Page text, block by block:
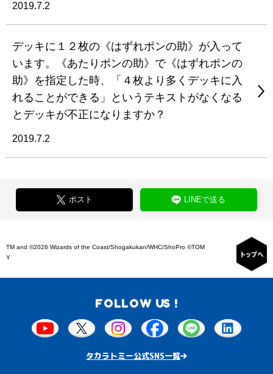
2019.7.2
デッキに１２枚の《はずれポンの助》が入って
います。《あたりポンの助》で《はずれポンの
助》を指定した時、「４枚より多くデッキに入
れることができる」というテキストがなくなる
とデッキが不正になりますか？
2019.7.2
ポスト LINEで送る
TM and ©2026 Wizards of the Coast/Shogakukan/WHC/ShoPro ©TOM
Y
FOLLOW US !
タカラトミー公式SNS一覧